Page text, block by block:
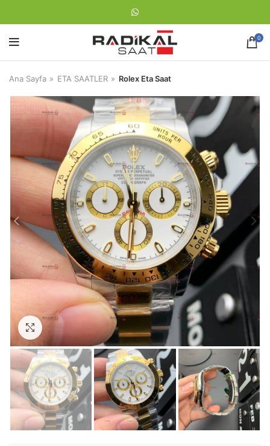
0
Ana Sayfa ETA SAATLER Rolex Eta Saat
Görseli Büyütün